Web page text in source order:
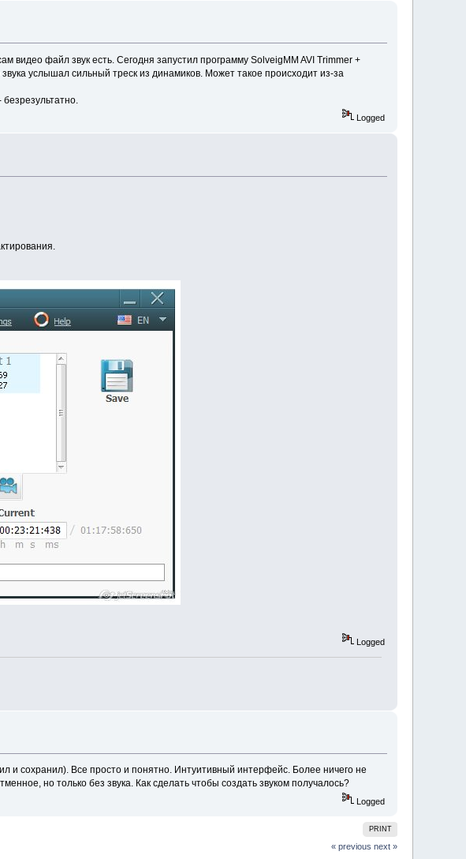
видео файл звук есть. Сегодня запустил программу SolveigMM AVI Trimmer +
услышал сильный треск из динамиков. Может такое происходит из-за
Logged
Logged
и сохранил). Все просто и понятно. Интуитивный интерфейс. Более ничего не
но только без звука. Как сделать чтобы создать звуком получалось?
Logged
PRINT
« previous next »